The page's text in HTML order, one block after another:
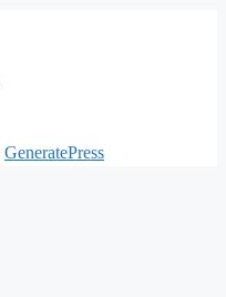
GeneratePress